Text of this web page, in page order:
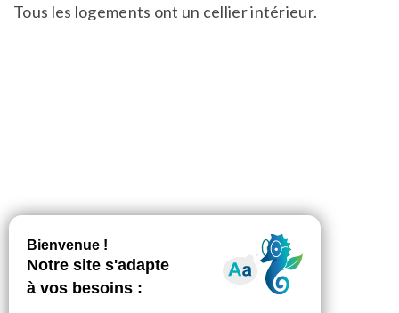
Tous les logements ont un cellier intérieur.